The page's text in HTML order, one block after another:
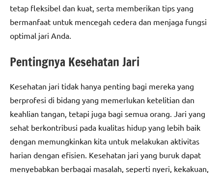
tetap fleksibel dan kuat, serta memberikan tips yang
bermanfaat untuk mencegah cedera dan menjaga fungsi
optimal jari Anda.
Pentingnya Kesehatan Jari
Kesehatan jari tidak hanya penting bagi mereka yang
berprofesi di bidang yang memerlukan ketelitian dan
keahlian tangan, tetapi juga bagi semua orang. Jari yang
sehat berkontribusi pada kualitas hidup yang lebih baik
dengan memungkinkan kita untuk melakukan aktivitas
harian dengan efisien. Kesehatan jari yang buruk dapat
menyebabkan berbagai masalah, seperti nyeri, kekakuan,